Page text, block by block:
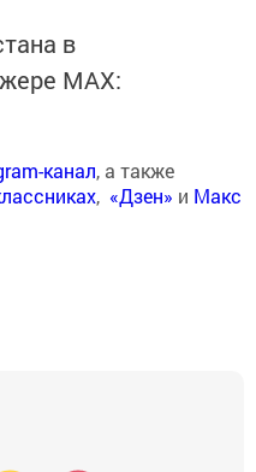
в
MАХ:
канал, а также
, «Дзен» и Макс